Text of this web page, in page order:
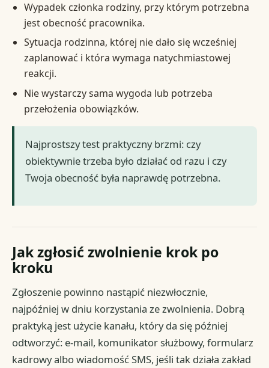
Wypadek członka rodziny, przy którym potrzebna
jest obecność pracownika.
Sytuacja rodzinna, której nie dało się wcześniej
zaplanować i która wymaga natychmiastowej
reakcji.
Nie wystarczy sama wygoda lub potrzeba
przełożenia obowiązków.
Najprostszy test praktyczny brzmi: czy
obiektywnie trzeba było działać od razu i czy
Twoja obecność była naprawdę potrzebna.
Jak zgłosić zwolnienie krok po
kroku
Zgłoszenie powinno nastąpić niezwłocznie,
najpóźniej w dniu korzystania ze zwolnienia. Dobrą
praktyką jest użycie kanału, który da się później
odtworzyć: e-mail, komunikator służbowy, formularz
kadrowy albo wiadomość SMS, jeśli tak działa zakład